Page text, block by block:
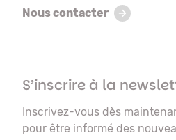
Nous contacter
S’inscrire à la
Inscrivez-vous dès
pour être informé des